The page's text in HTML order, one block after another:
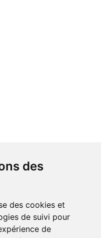
des
des cookies et
de suivi pour
de